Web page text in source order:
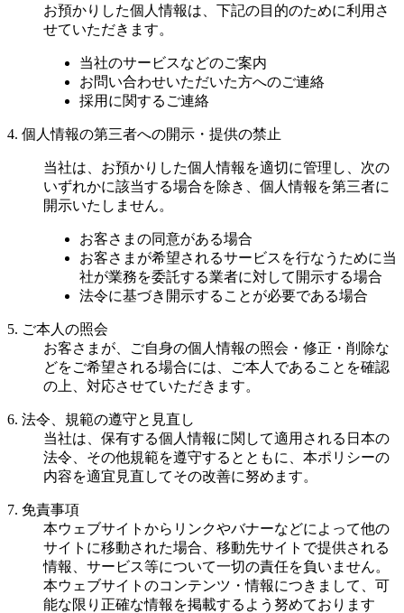
お預かりした個人情報は、下記の目的のために利用さ
せていただきます。
当社のサービスなどのご案内
お問い合わせいただいた方へのご連絡
採用に関するご連絡
4. 個人情報の第三者への開示・提供の禁止
当社は、お預かりした個人情報を適切に管理し、次の
いずれかに該当する場合を除き、個人情報を第三者に
開示いたしません。
お客さまの同意がある場合
お客さまが希望されるサービスを行なうために当
社が業務を委託する業者に対して開示する場合
法令に基づき開示することが必要である場合
5. ご本人の照会
お客さまが、ご自身の個人情報の照会・修正・削除な
どをご希望される場合には、ご本人であることを確認
の上、対応させていただきます。
6. 法令、規範の遵守と見直し
当社は、保有する個人情報に関して適用される日本の
法令、その他規範を遵守するとともに、本ポリシーの
内容を適宜見直してその改善に努めます。
7. 免責事項
本ウェブサイトからリンクやバナーなどによって他の
サイトに移動された場合、移動先サイトで提供される
情報、サービス等について一切の責任を負いません。
本ウェブサイトのコンテンツ・情報につきまして、可
能な限り正確な情報を掲載するよう努めております